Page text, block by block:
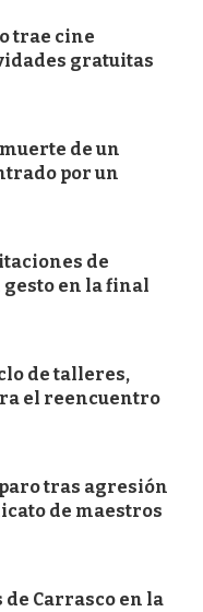
trae cine
gratuitas
de un
por un
de
en la final
de talleres,
el reencuentro
tras agresión
de maestros
Carrasco en la